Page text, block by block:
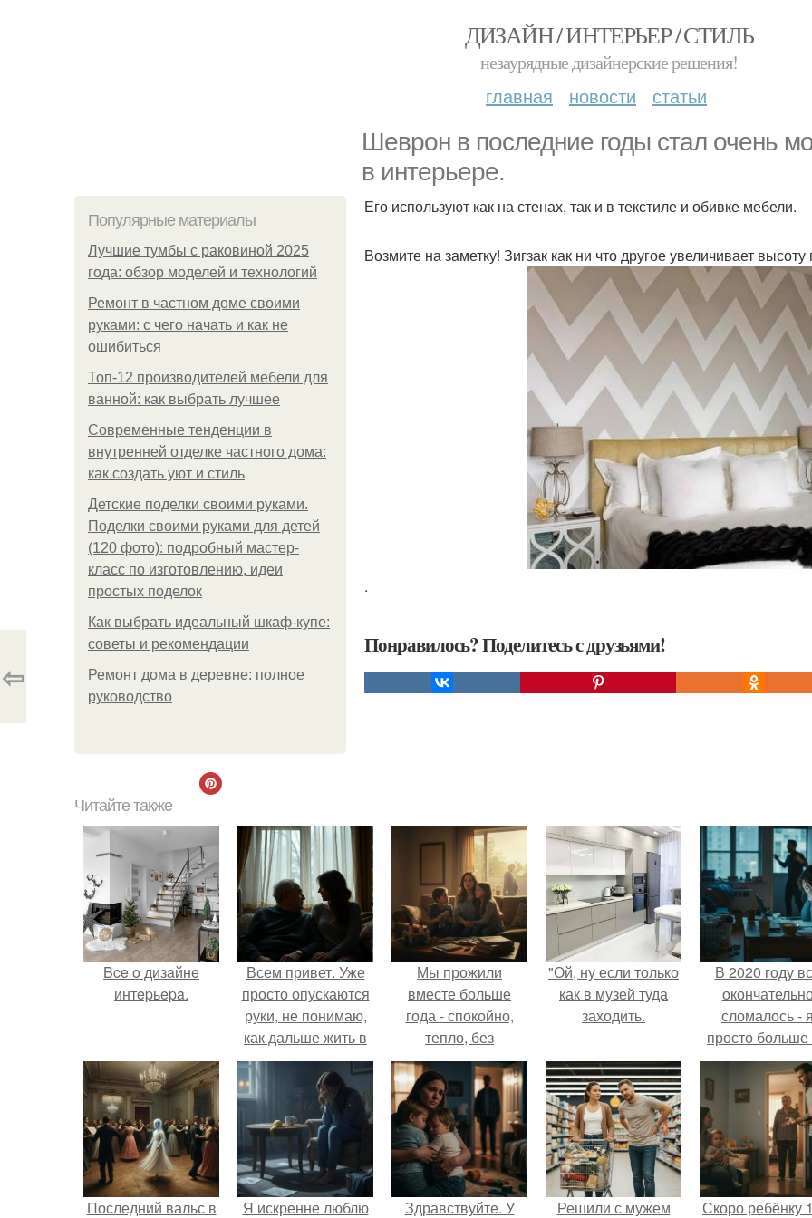
ДИЗАЙН / ИНТЕРЬЕР / СТИЛЬ
незаурядные дизайнерские решения!
главная новости статьи
Шеврон в последние годы стал очень
в интерьере.
Популярные материалы
Лучшие тумбы с раковиной 2025
года: обзор моделей и технологий
Ремонт в частном доме своими
руками: с чего начать и как не
ошибиться
Топ-12 производителей мебели для
ванной: как выбрать лучшее
Современные тенденции в
внутренней отделке частного дома:
как создать уют и стиль
Детские поделки своими руками.
Поделки своими руками для детей
(120 фото): подробный мастер-
класс по изготовлению, идеи
простых поделок
Как выбрать идеальный шкаф-купе:
советы и рекомендации
Ремонт дома в деревне: полное
руководство
Его используют как на стенах, так и в текстиле и обивке мебели.
Возмите на заметку! Зигзак как ни что другое увеличивает
.
Понравилось? Поделитесь с друзьями!
⇦
Читайте также
Bce o дизaйнe
интepьepa.
Всем привет. Уже
просто опускаются
руки, не понимаю,
как дальше жить в
этой ситуации.
Мы прожили
вместе больше
года - спокойно,
тепло, без
конфликтов.
"Ой, ну если только
как в музей туда
заходить.
В 2020 году
сломалось -
просто больше
тянула всё
Последний вальс в Я искренне люблю Здравствуйте. У Решили с мужем Скоро ребёнку